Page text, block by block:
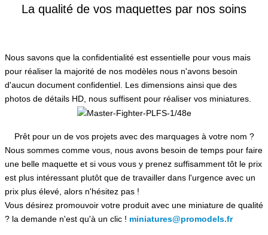
La qualité de vos maquettes par nos soins
Nous savons que la confidentialité est essentielle pour vous mais
pour réaliser la majorité de nos modèles nous n'avons besoin
d'aucun document confidentiel. Les dimensions ainsi que des
photos de détails HD, nous suffisent pour réaliser vos miniatures.
Prêt pour un de vos projets avec des marquages à votre nom ?
Nous sommes comme vous, nous avons besoin de temps pour faire
une belle maquette et si vous vous y prenez suffisamment tôt le prix
est plus intéressant plutôt que de travailler dans l'urgence avec un
prix plus élevé, alors n'hésitez pas !
Vous désirez promouvoir votre produit avec une miniature de qualité
? la demande n'est qu'à un clic ! miniatures@promodels.fr